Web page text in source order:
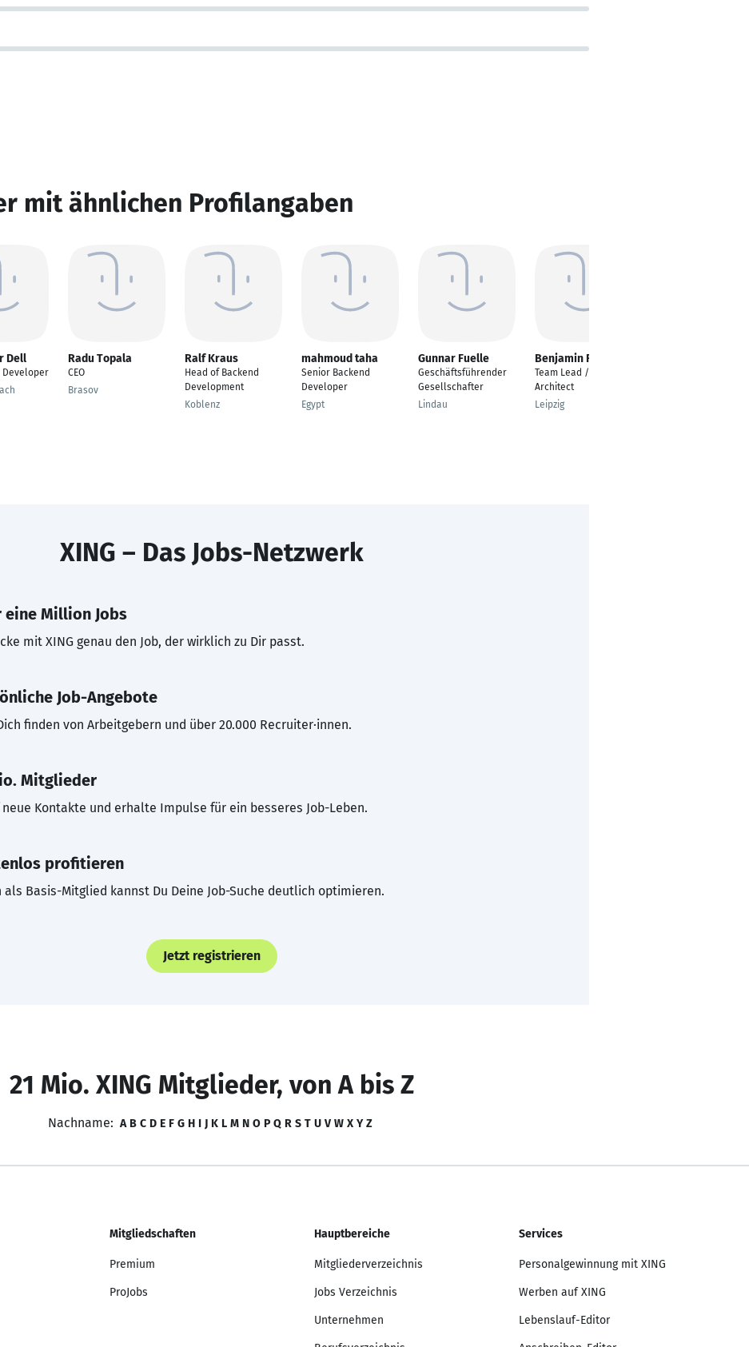
mit ähnlichen Profilangaben
Dell
Developer
Radu Topala
CEO
Brasov
Ralf Kraus
Head of Backend
Development
Koblenz
mahmoud taha
Senior Backend
Developer
Egypt
Gunnar Fuelle
Geschäftsführender
Gesellschafter
Lindau
Benjamin Radtke
Team Lead / Solution
Architect
Leipzig
XING – Das Jobs-Netzwerk
eine Million Jobs
mit XING genau den Job, der wirklich zu Dir passt.
Job-Angebote
finden von Arbeitgebern und über 20.000 Recruiter·innen.
Mitglieder
neue Kontakte und erhalte Impulse für ein besseres Job-Leben.
profitieren
als Basis-Mitglied kannst Du Deine Job-Suche deutlich optimieren.
Jetzt registrieren
21 Mio. XING Mitglieder, von A bis Z
Nachname: A B C D E F G H I J K L M N O P Q R S T U V W X Y Z
Mitgliedschaften
Premium
ProJobs
Hauptbereiche
Mitgliederverzeichnis
Jobs Verzeichnis
Unternehmen
Services
Personalgewinnung mit XING
Werben auf XING
Lebenslauf-Editor